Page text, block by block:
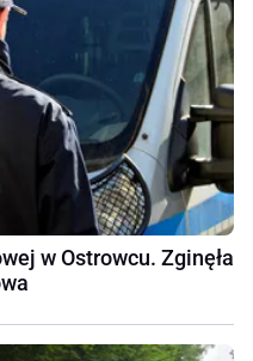
w Ostrowcu. Zginęła